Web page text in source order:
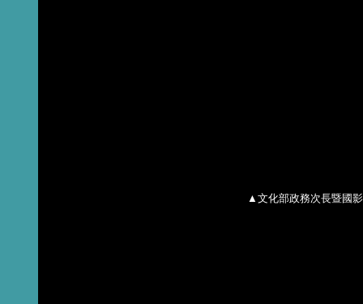
▲文化部政務次長暨國